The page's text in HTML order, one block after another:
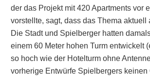
der das Projekt mit 420 Apartments vor
vorstellte, sagt, dass das Thema aktuell
Die Stadt und Spielberger hatten
einem 60 Meter hohen Turm entwickelt
so hoch wie der Hotelturm ohne
vorherige Entwürfe Spielbergers keinen